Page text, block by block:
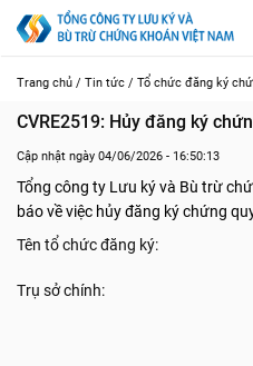
Trang chủ / Tin tức / Tổ chức đăng ký
CVRE2519: Hủy đăng ký
Cập nhật ngày 04/06/2026 - 16:50:13
Tổng công ty Lưu ký và Bù trừ
báo về việc hủy đăng ký chứng
Tên tổ chức đăng ký:
Trụ sở chính: